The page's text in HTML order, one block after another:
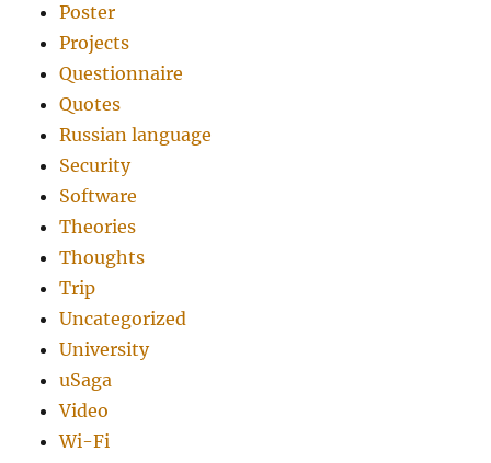
Poster
Projects
Questionnaire
Quotes
Russian language
Security
Software
Theories
Thoughts
Trip
Uncategorized
University
uSaga
Video
Wi-Fi